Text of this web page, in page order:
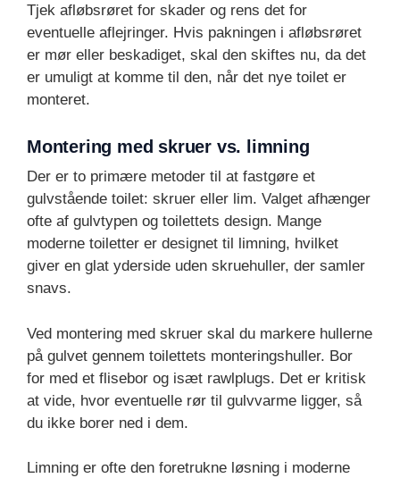
Tjek afløbsrøret for skader og rens det for
eventuelle aflejringer. Hvis pakningen i afløbsrøret
er mør eller beskadiget, skal den skiftes nu, da det
er umuligt at komme til den, når det nye toilet er
monteret.
Montering med skruer vs. limning
Der er to primære metoder til at fastgøre et
gulvstående toilet: skruer eller lim. Valget afhænger
ofte af gulvtypen og toilettets design. Mange
moderne toiletter er designet til limning, hvilket
giver en glat yderside uden skruehuller, der samler
snavs.
Ved montering med skruer skal du markere hullerne
på gulvet gennem toilettets monteringshuller. Bor
for med et flisebor og isæt rawlplugs. Det er kritisk
at vide, hvor eventuelle rør til gulvvarme ligger, så
du ikke borer ned i dem.
Limning er ofte den foretrukne løsning i moderne